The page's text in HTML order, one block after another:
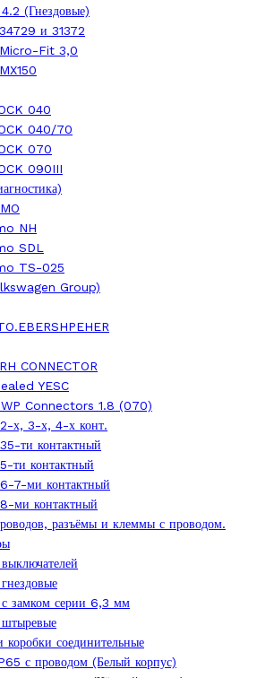
(Гнездовые)
и 31372
Fit 3,0
040
040/70
070
090III
NH
SDL
TS-025
Group)
CONNECTOR
YESC
Connectors 1.8 (070)
2-х, 3-х, 4-х конт.
ти контактный
ти контактный
7-ми контактный
ми контактный
разъёмы и клеммы с проводом.
замком серии 6,3 мм
коробки соединительные
с проводом (Белый корпус)